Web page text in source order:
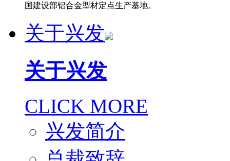
国建设部铝合金型材定点生产基地。
关于兴发
关于兴发
CLICK MORE
兴发简介